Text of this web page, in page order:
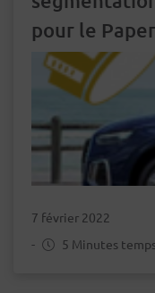
pour le
7 février 2022
-
5 Minutes